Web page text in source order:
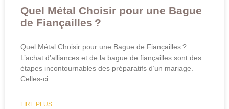
Quel Métal Choisir pour une Bague
de Fiançailles ?
Quel Métal Choisir pour une Bague de Fiançailles ?
L’achat d’alliances et de la bague de fiançailles sont des
étapes incontournables des préparatifs d’un mariage.
Celles-ci
LIRE PLUS